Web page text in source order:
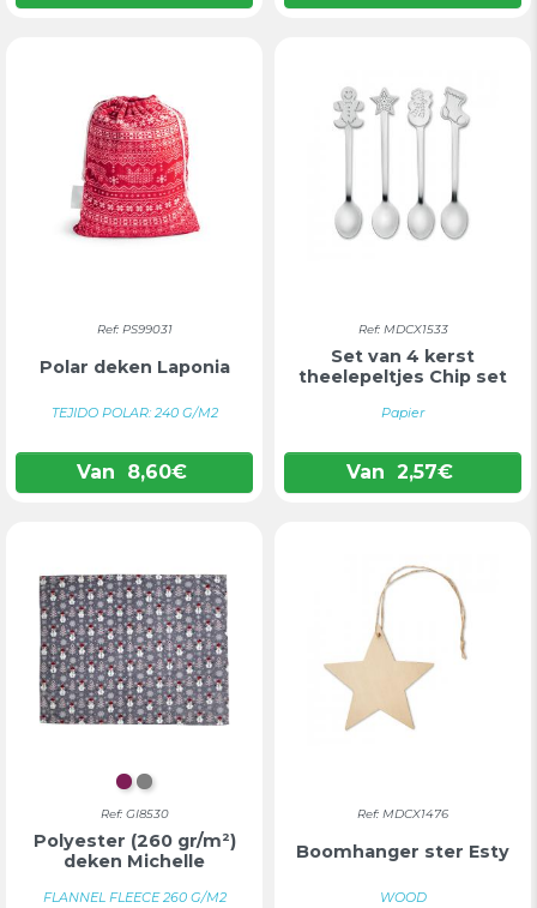
Ref: PS99031
Polar deken Laponia
TEJIDO POLAR: 240 G/M2
Van 8,60€
Ref: MDCX1533
Set van 4 kerst
theelepeltjes Chip set
Papier
Van 2,57€
BORDEAUX
GRIJS
Ref: GI8530
Polyester (260 gr/m²)
deken Michelle
FLANNEL FLEECE 260 G/M2
Ref: MDCX1476
Boomhanger ster Esty
WOOD